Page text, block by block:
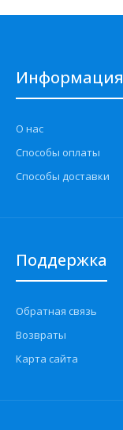
Информация
О нас
Способы оплаты
Способы доставки
Поддержка
Обратная связь
Возвраты
Карта сайта